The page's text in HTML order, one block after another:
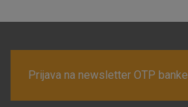
Prijava na newsletter OTP banke